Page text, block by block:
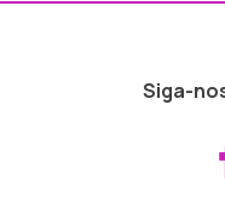
Siga-